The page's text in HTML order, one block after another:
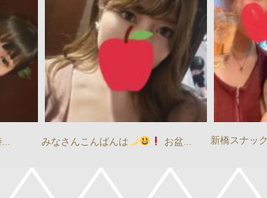
んは お盆... 新橋スナック カラットはなれの...